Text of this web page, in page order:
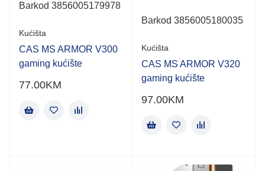
Barkod 3856005179978
Kućišta
CAS MS ARMOR V300
gaming kućište
77.00KM
Barkod 3856005180035
Kućišta
CAS MS ARMOR V320
gaming kućište
97.00KM